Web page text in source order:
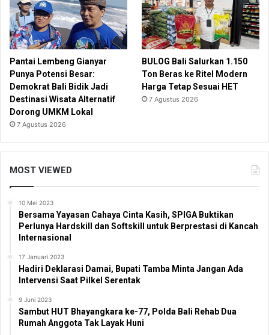
Pantai Lembeng Gianyar
Punya Potensi Besar:
Demokrat Bali Bidik Jadi
Destinasi Wisata Alternatif
Dorong UMKM Lokal
7 Agustus 2026
BULOG Bali Salurkan 1.150
Ton Beras ke Ritel Modern
Harga Tetap Sesuai HET
7 Agustus 2026
MOST VIEWED
10 Mei 2023
Bersama Yayasan Cahaya Cinta Kasih, SPIGA Buktikan
Perlunya Hardskill dan Softskill untuk Berprestasi di Kancah
Internasional
17 Januari 2023
Hadiri Deklarasi Damai, Bupati Tamba Minta Jangan Ada
Intervensi Saat Pilkel Serentak
9 Juni 2023
Sambut HUT Bhayangkara ke-77, Polda Bali Rehab Dua
Rumah Anggota Tak Layak Huni